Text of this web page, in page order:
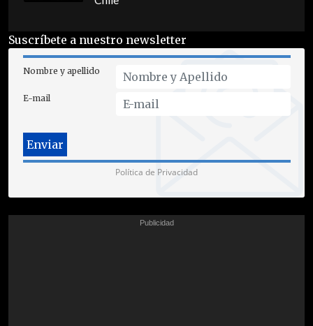
Suscríbete a nuestro newsletter
Nombre y apellido
E-mail
Política de Privacidad